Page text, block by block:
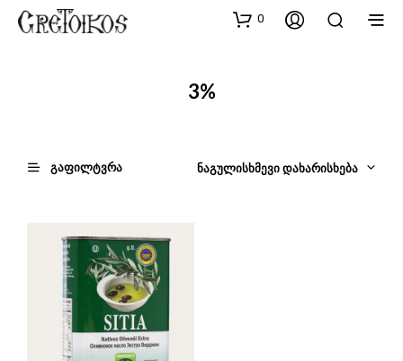
0
3%
ᲒᲐᲤᲘᲚᲢᲕᲠᲐ ᲜᲐᲒᲣᲚᲘᲡᲮᲛᲔᲕᲘ ᲓᲐᲮᲐᲠᲘᲡᲮᲔᲑᲐ